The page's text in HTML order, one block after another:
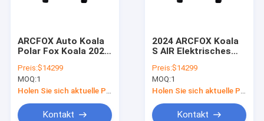
ARCFOX Auto Koala
Polar Fox Koala 2024
China Neues
Elektrofahrzeug
Verkaufspreis Mutter
Auto
Preis:$14299
MOQ:1
Kontakt
2024 ARCFOX Koala
S AIR Elektrisches
Modell 500 km
ARCFOX Neue
Energieträger
Fahrzeuge ARCFOX
Koala S
Preis:$14299
MOQ:1
Kontakt